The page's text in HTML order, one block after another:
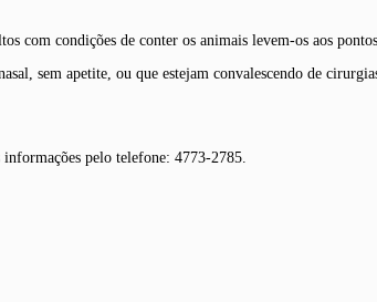
com condições de conter os animais levem-os aos
sem apetite, ou que estejam convalescendo de
pelo telefone: 4773-2785.